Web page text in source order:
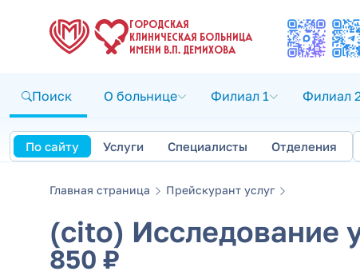
ГОРОДСКАЯ
КЛИНИЧЕСКАЯ БОЛЬНИЦА
ИМЕНИ В.П. ДЕМИХОВА
Поиск О больнице Филиал 1 Филиал
По сайту Услуги Специалисты Отделения
Главная страница Прейскурант услуг
(cito) Исследование
850 ₽